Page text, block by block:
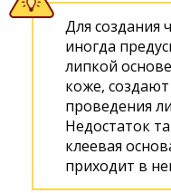
Для создания
иногда
липкой
коже,
проведения
Недостаток
клеевая
приходит в